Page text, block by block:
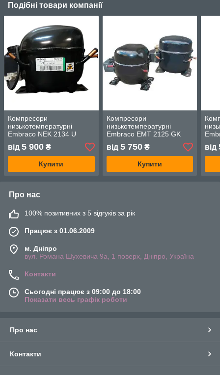
Подібні товари компанії
Компресори
низькотемпературні
Embraco NEK 2134 U
від 5 900 ₴
Купити
Компресори
низькотемпературні
Embraco EMT 2125 GK
від 5 750₴
Купити
від
Про нас
100% позитивних з 5 відгуків за рік
Працює з 01.06.2009
м. Дніпро
вул. Романа Шухевича 9а, 1 поверх, Дніпро, Україна
Контакти
Сьогодні працює з 09:00 до 18:00
Показати весь графік роботи
Про нас
Контакти